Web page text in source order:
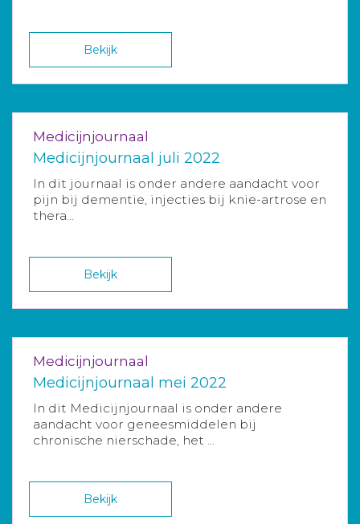
Bekijk
Medicijnjournaal
Medicijnjournaal juli 2022
In dit journaal is onder andere aandacht voor
pijn bij dementie, injecties bij knie-artrose en
thera...
Bekijk
Medicijnjournaal
Medicijnjournaal mei 2022
In dit Medicijnjournaal is onder andere
aandacht voor geneesmiddelen bij
chronische nierschade, het ...
Bekijk